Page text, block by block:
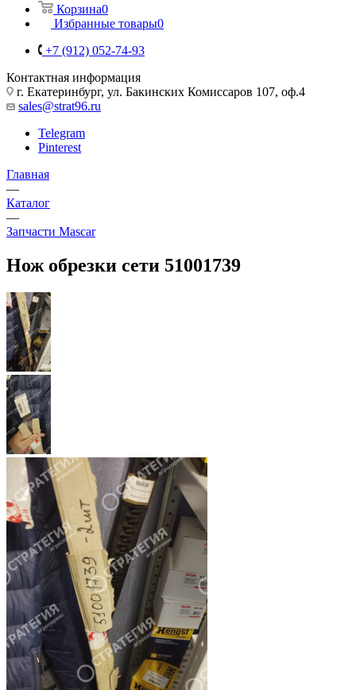
Корзина0
Избранные товары0
+7 (912) 052-74-93
Контактная информация
г. Екатеринбург, ул. Бакинских Комиссаров 107, оф.4
sales@strat96.ru
Telegram
Pinterest
Главная
—
Каталог
—
Запчасти Mascar
Нож обрезки сети 51001739